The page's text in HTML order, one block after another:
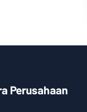
Perusahaan